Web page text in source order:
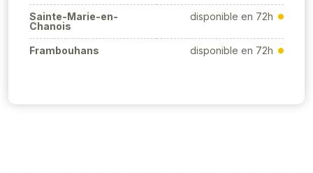
Sainte-Marie-en-
Chanois
disponible en 72h
Frambouhans disponible en 72h